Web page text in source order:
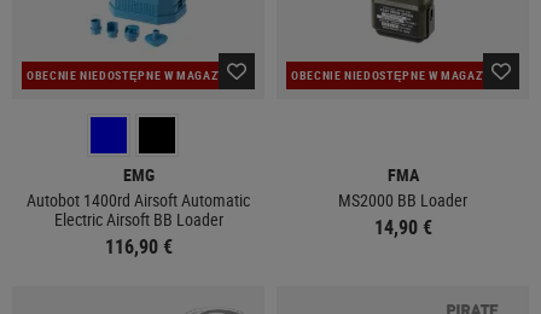
OBECNIE NIEDOSTĘPNE W MAGAZYNIE
EMG
Autobot 1400rd Airsoft Automatic
Electric Airsoft BB Loader
116,90 €
OBECNIE NIEDOSTĘPNE W MAGAZYNIE
FMA
MS2000 BB Loader
14,90 €